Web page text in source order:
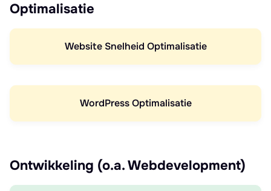
Optimalisatie
Website Snelheid Optimalisatie
WordPress Optimalisatie
Ontwikkeling (o.a. Webdevelopment)